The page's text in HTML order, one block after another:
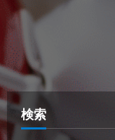
検索